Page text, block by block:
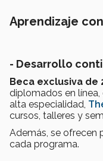
Aprendizaje
- Desarrollo
Beca exclusiva de
diplomados en
alta especialidad,
cursos, talleres y
Además, se ofrecen
cada programa.